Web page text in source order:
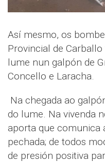
Así mesmo, os
Provincial de
lume nun galpón de
Concello e Laracha.
Na chegada ao
do lume. Na vivenda
aporta que comunica
pechada; de todos
de presión positiva